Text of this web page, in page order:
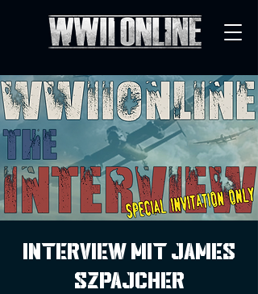
Interview mit James
Szpajcher